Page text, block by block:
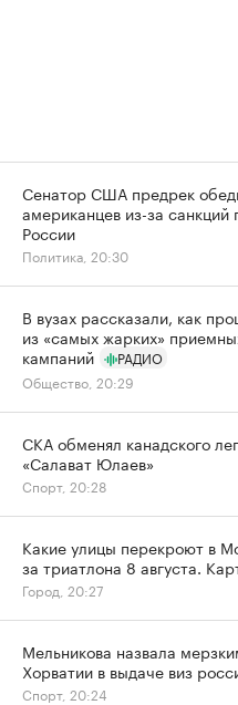
Сенатор США предрек
американцев из-за санкций
России
Политика, 20:30
В вузах рассказали, как
из «самых жарких»
кампаний
РАДИО
Общество, 20:29
СКА обменял канадского
«Салават Юлаев»
Спорт, 20:28
Какие улицы перекроют в
за триатлона 8 августа.
Город, 20:27
Мельникова назвала
Хорватии в выдаче виз
Спорт, 20:24